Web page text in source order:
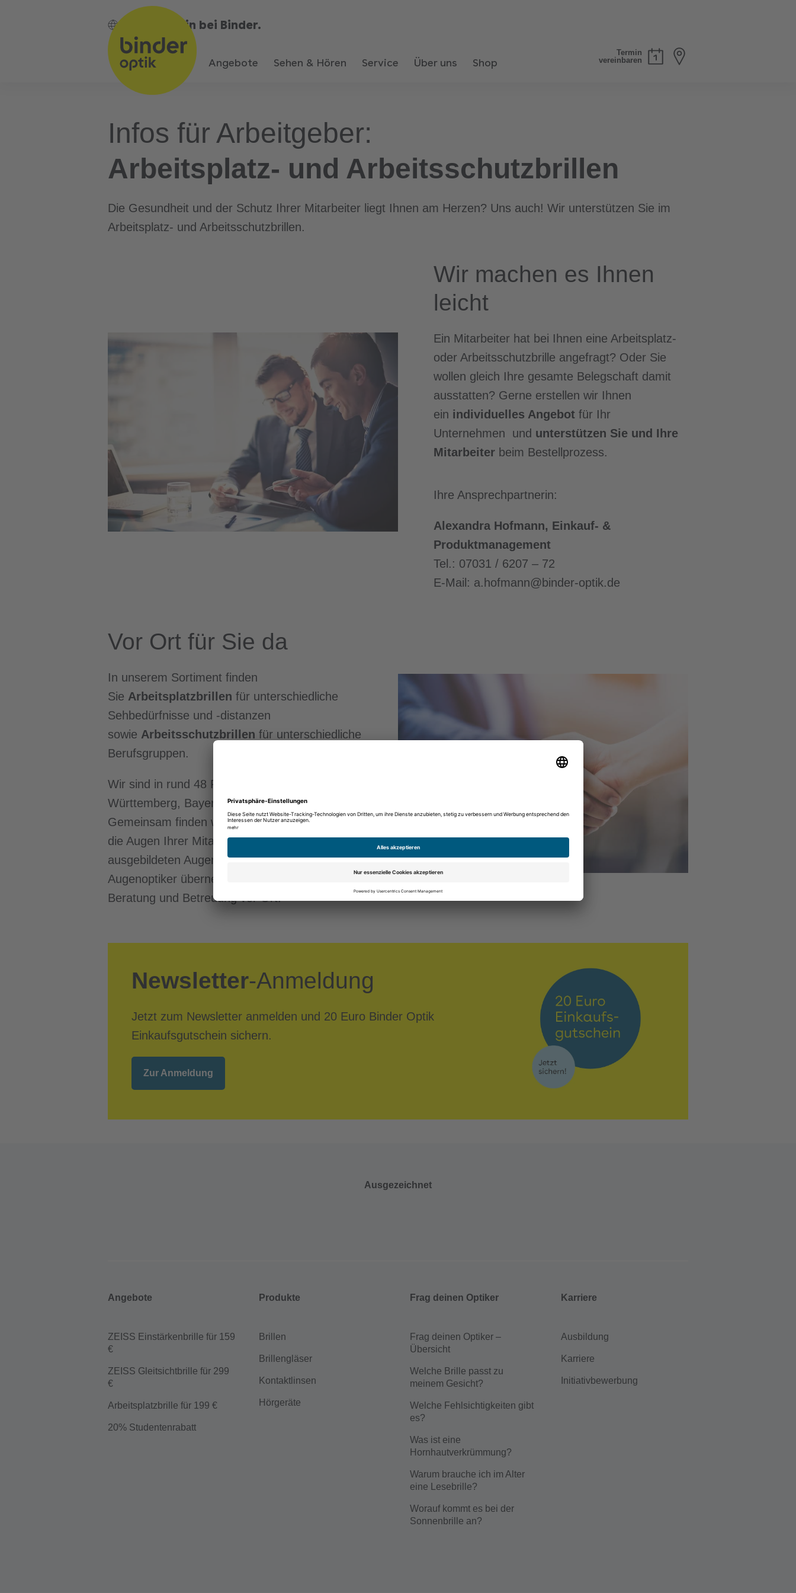
Bin bei Binder.
Angebote Sehen & Hören Service Über uns Shop
Termin
vereinbaren
Infos für Arbeitgeber:
Arbeitsplatz- und Arbeitsschutzbrillen
Die Gesundheit und der Schutz Ihrer Mitarbeiter liegt Ihnen am Herzen? Uns auch! Wir unterstützen Sie im
Arbeitsplatz- und Arbeitsschutzbrillen.
Wir machen es Ihnen
leicht
Ein Mitarbeiter hat bei Ihnen eine Arbeitsplatz-
oder Arbeitsschutzbrille angefragt? Oder Sie
wollen gleich Ihre gesamte Belegschaft damit
ausstatten? Gerne erstellen wir Ihnen
ein individuelles Angebot für Ihr
Unternehmen und unterstützen Sie und Ihre
Mitarbeiter beim Bestellprozess.
Ihre Ansprechpartnerin:
Alexandra Hofmann, Einkauf- &
Produktmanagement
Tel.: 07031 / 6207 – 72
E-Mail: a.hofmann@binder-optik.de
Vor Ort für Sie da
In unserem Sortiment finden
Sie Arbeitsplatzbrillen für unterschiedliche
Sehbedürfnisse und -distanzen
sowie Arbeitsschutzbrillen für unterschiedliche
Berufsgruppen.
Wir sind in rund 48 Fachgeschäften
Württemberg, Bayern und Hessen für Sie da.
Gemeinsam finden wir den perfekten Schutz für
die Augen Ihrer Mitarbeiter. Unsere top
ausgebildeten Augenoptikerinnen und
Augenoptiker übernehmen die individuelle
Beratung und Betreuung vor Ort.
Newsletter-Anmeldung
Jetzt zum Newsletter anmelden und 20 Euro Binder Optik
Einkaufsgutschein sichern.
Zur Anmeldung
Ausgezeichnet
Angebote
ZEISS Einstärkenbrille für 159
€
ZEISS Gleitsichtbrille für 299
€
Arbeitsplatzbrille für 199 €
20% Studentenrabatt
Produkte
Brillen
Brillengläser
Kontaktlinsen
Hörgeräte
Frag deinen Optiker
Frag deinen Optiker –
Übersicht
Welche Brille passt zu
meinem Gesicht?
Welche Fehlsichtigkeiten gibt
es?
Was ist eine
Hornhautverkrümmung?
Warum brauche ich im Alter
eine Lesebrille?
Worauf kommt es bei der
Sonnenbrille an?
Karriere
Ausbildung
Karriere
Initiativbewerbung